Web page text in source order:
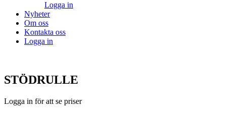
Logga in
Nyheter
Om oss
Kontakta oss
Logga in
STÖDRULLE
Logga in för att se priser